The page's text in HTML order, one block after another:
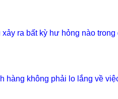
ra bất kỳ hư hỏng nào trong
hàng không phải lo lắng về